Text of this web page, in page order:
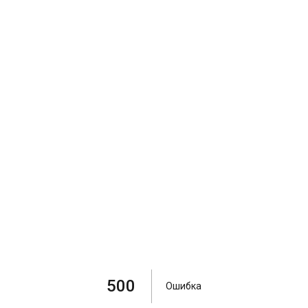
500 Ошибка